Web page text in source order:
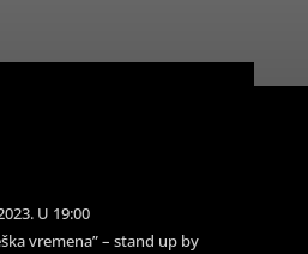
U 19:00
vremena” – stand up by